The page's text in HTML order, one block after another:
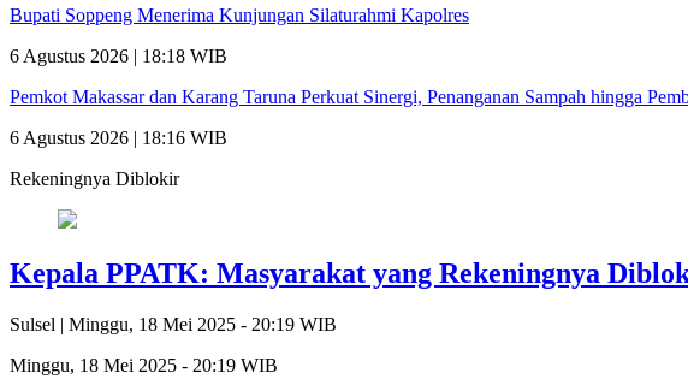
Bupati Soppeng Menerima Kunjungan Silaturahmi Kapolres
6 Agustus 2026 | 18:18 WIB
Pemkot Makassar dan Karang Taruna Perkuat Sinergi, Penanganan Sampah hingga
6 Agustus 2026 | 18:16 WIB
Rekeningnya Diblokir
Kepala PPATK: Masyarakat yang Rekeningnya
Sulsel | Minggu, 18 Mei 2025 - 20:19 WIB
Minggu, 18 Mei 2025 - 20:19 WIB